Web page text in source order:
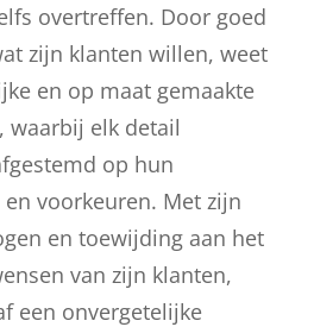
overtreffen. Door goed
zijn klanten willen, weet
en op maat gemaakte
waarbij elk detail
op hun
voorkeuren. Met zijn
en toewijding aan het
van zijn klanten,
een onvergetelijke